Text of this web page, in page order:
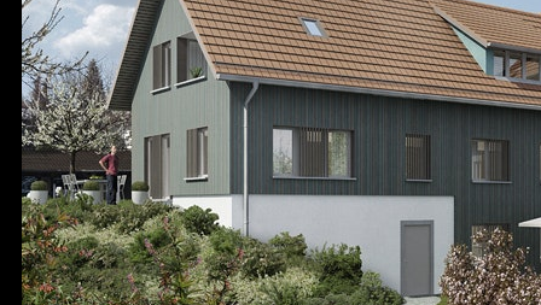
HOME UNSERE STÄRKEN REFERENZEN
Galerie: Wohnbauten
Galerie: Gewerbebauten
Galerie: Luftbilder
Galerie: 360° Panos
Bilder sagen mehr als Worte
Klicken Sie auf ein Bild um die Galerie zu